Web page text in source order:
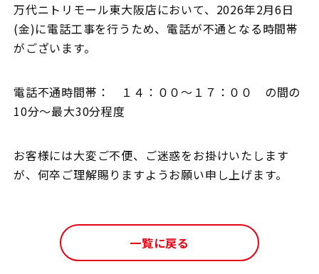
万代ニトリモール東大阪店において、2026年2月6日
(金)に電話工事を行うため、電話が不通となる時間帯
がございます。
電話不通時間帯： １４：００～１７：００ の間の
10分～最大30分程度
お客様には大変ご不便、ご迷惑をお掛けいたします
が、何卒ご理解賜りますようお願い申し上げます。
一覧に戻る